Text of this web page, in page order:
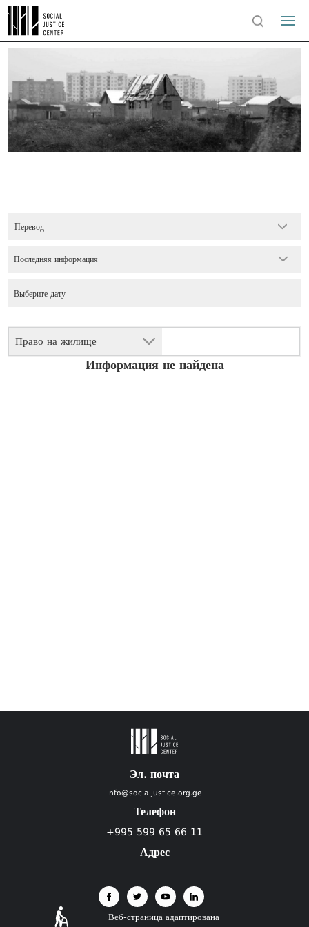
Перевод
Право на жилище
Последняя информация
Информация не найдена
Эл. почта
info@socialjustice.org.ge
Телефон
+995 599 65 66 11
Адрес
Веб-страница адаптирована